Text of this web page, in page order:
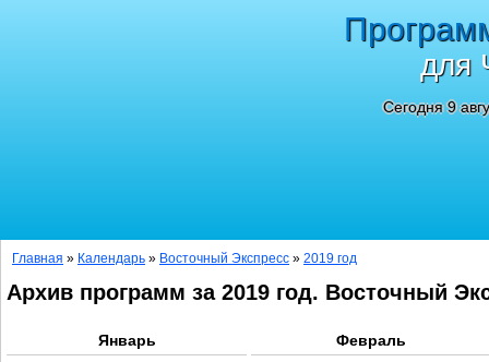
для
Сегодня 9
Главная » Календарь » Восточный Экспресс » 2019 год
Архив программ за 2019 год. Восточный
Январь Февраль